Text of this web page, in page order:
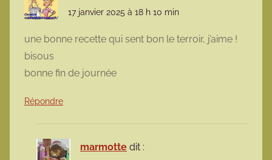
17 janvier 2025 à 18 h 10 min
une bonne recette qui sent bon le terroir, j’aime !
bisous
bonne fin de journée
Répondre
marmotte dit :